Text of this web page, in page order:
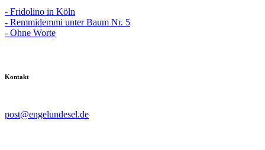
- Fridolino in Köln
- Remmidemmi unter Baum Nr. 5
- Ohne Worte
Kontakt
post@engelundesel.de